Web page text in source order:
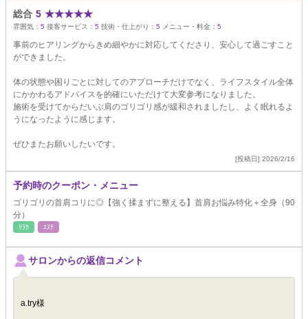
総合 5 ★★★★★
雰囲気： 5 接客サービス： 5 技術・仕上がり： 5 メニュー・料金： 5
事前のヒアリングからきめ細やかに対応してくださり、安心して過ごすこと
ができました。
体の状態や困りごとに対してのアプローチだけでなく、ライフスタイル全体
にかかわるアドバイスを的確にいただけて大変参考になりました。
施術を受けてからだいぶ肩のゴリゴリ感が緩和されましたし、よく眠れるよ
うになったように感じます。
ぜひまたお願いしたいです。
[投稿日] 2026/2/16
予約時のクーポン・メニュー
ゴリゴリの首肩コリに◎【強く揉まずに整える】首肩お悩み特化＋全身（90
分）
ﾘﾗｸ ｴｽﾃ
サロンからの返信コメント
a.try様